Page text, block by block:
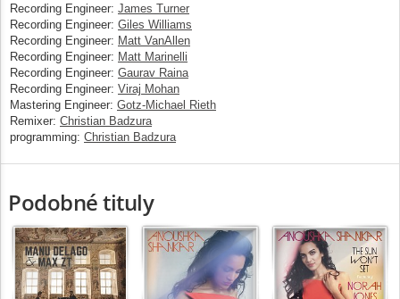
Recording Engineer: James Turner
Recording Engineer: Giles Williams
Recording Engineer: Matt VanAllen
Recording Engineer: Matt Marinelli
Recording Engineer: Gaurav Raina
Recording Engineer: Viraj Mohan
Mastering Engineer: Gotz-Michael Rieth
Remixer: Christian Badzura
programming: Christian Badzura
Podobné tituly